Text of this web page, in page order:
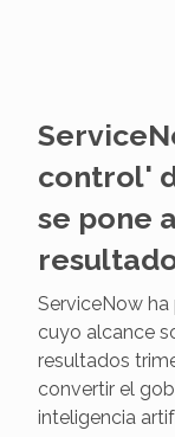
control'
se pone
ServiceNow
cuyo alcance
resultados
convertir el
inteligencia